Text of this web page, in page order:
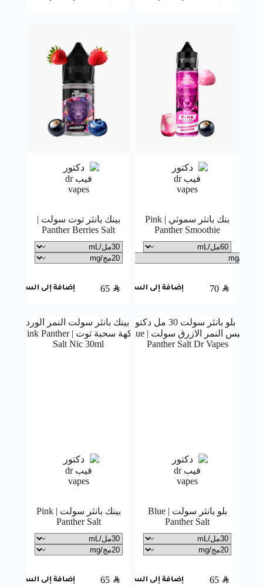
بنك بانثر سموثي | Pink
Panther Smoothie
70 SAR إضافة إلى السلة
بينك بانثر توت سولت |
Panther Berries Salt
65 SAR إضافة إلى السلة
بلو بانثر سولت | Blue
Panther Salt
65 SAR إضافة إلى السلة
بينك بانثر سولت | Pink
Panther Salt
65 SAR إضافة إلى السلة